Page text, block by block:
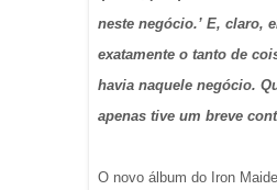
neste negócio.’ E, claro,
exatamente o tanto de
havia naquele negócio.
apenas tive um breve
O novo álbum do Iron